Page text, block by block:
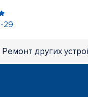
29
+7 (861) 217-72-47
Ремонт других